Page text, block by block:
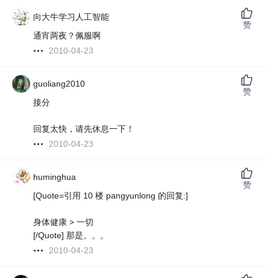
向大牛学习人工智能
通宵两夜？佩服啊
2010-04-23
赞
guoliang2010
接分
回复太快，请先休息一下！
2010-04-23
赞
huminghua
[Quote=引用 10 楼 pangyunlong 的回复:]
身体健康 > 一切
[/Quote] 那是。。。
2010-04-23
赞